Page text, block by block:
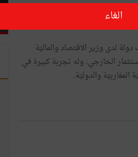
وزراء الماليّة ومحافظي
منصب كاتب دولة لدى وزير الاقتصاد والماليّة
الخارجي. وله تجربة كبيرة في
والدوليّة.
الغاء